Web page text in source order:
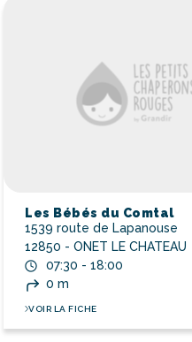
Les Bébés du Comtal
1539 route de Lapanouse
12850 - ONET LE CHATEAU
07:30 - 18:00
0 m
VOIR LA FICHE